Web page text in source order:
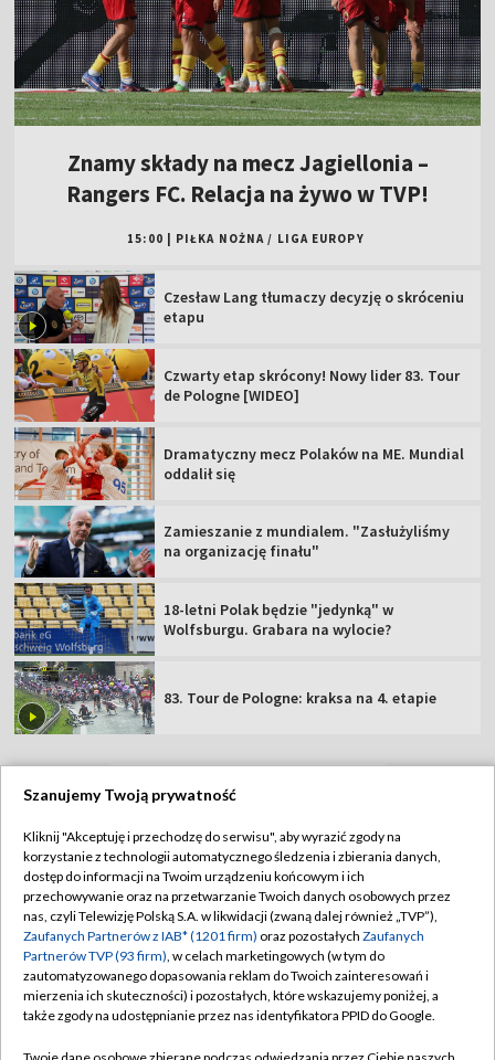
Znamy składy na mecz Jagiellonia –
Rangers FC. Relacja na żywo w TVP!
15:00 PIŁKA NOŻNA / LIGA EUROPY
Czesław Lang tłumaczy decyzję o skróceniu
etapu
Czwarty etap skrócony! Nowy lider 83. Tour
de Pologne [WIDEO]
Dramatyczny mecz Polaków na ME. Mundial
oddalił się
Zamieszanie z mundialem. "Zasłużyliśmy
na organizację finału"
18-letni Polak będzie "jedynką" w
Wolfsburgu. Grabara na wylocie?
83. Tour de Pologne: kraksa na 4. etapie
Abonament TVP
Sklep TVP
Biuro Reklamy
Oferta Handlowa
Telegazeta ogłoszenia
Regulamin TVP
Polityka prywatności
Moje zgody
Biuro reklamy
Kontakt
Szanujemy Twoją prywatność
Kliknij "Akceptuję i przechodzę do serwisu", aby wyrazić zgody na
korzystanie z technologii automatycznego śledzenia i zbierania danych,
dostęp do informacji na Twoim urządzeniu końcowym i ich
przechowywanie oraz na przetwarzanie Twoich danych osobowych przez
nas, czyli Telewizję Polską S.A. w likwidacji (zwaną dalej również „TVP”),
Zaufanych Partnerów z IAB* (1201 firm) oraz pozostałych Zaufanych
Partnerów TVP (93 firm), w celach marketingowych (w tym do
zautomatyzowanego dopasowania reklam do Twoich zainteresowań i
mierzenia ich skuteczności) i pozostałych, które wskazujemy poniżej, a
także zgody na udostępnianie przez nas identyfikatora PPID do Google.